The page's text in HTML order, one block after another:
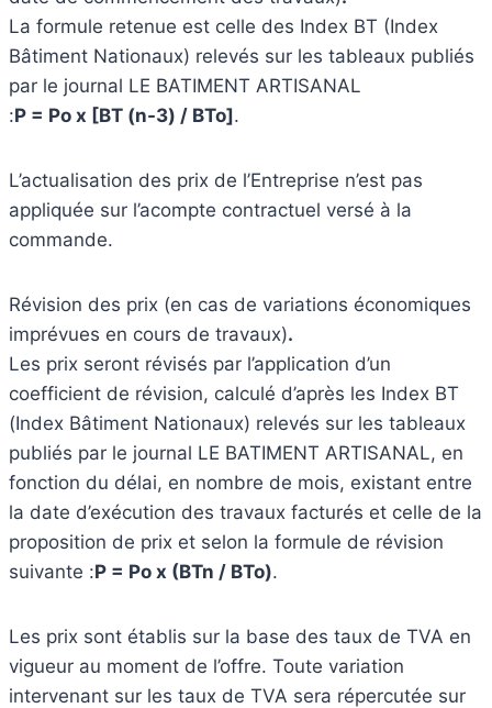
La formule retenue est celle des Index BT (Index
Bâtiment Nationaux) relevés sur les tableaux publiés
par le journal LE BATIMENT ARTISANAL
:P = Po x [BT (n-3) / BTo].
L’actualisation des prix de l’Entreprise n’est pas
appliquée sur l’acompte contractuel versé à la
commande.
Révision des prix (en cas de variations économiques
imprévues en cours de travaux).
Les prix seront révisés par l’application d’un
coefficient de révision, calculé d’après les Index BT
(Index Bâtiment Nationaux) relevés sur les tableaux
publiés par le journal LE BATIMENT ARTISANAL, en
fonction du délai, en nombre de mois, existant entre
la date d’exécution des travaux facturés et celle de la
proposition de prix et selon la formule de révision
suivante :P = Po x (BTn / BTo).
Les prix sont établis sur la base des taux de TVA en
vigueur au moment de l’offre. Toute variation
intervenant sur les taux de TVA sera répercutée sur